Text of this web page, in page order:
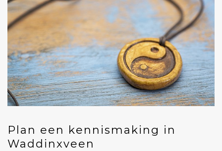
Plan een kennismaking in
Waddinxveen